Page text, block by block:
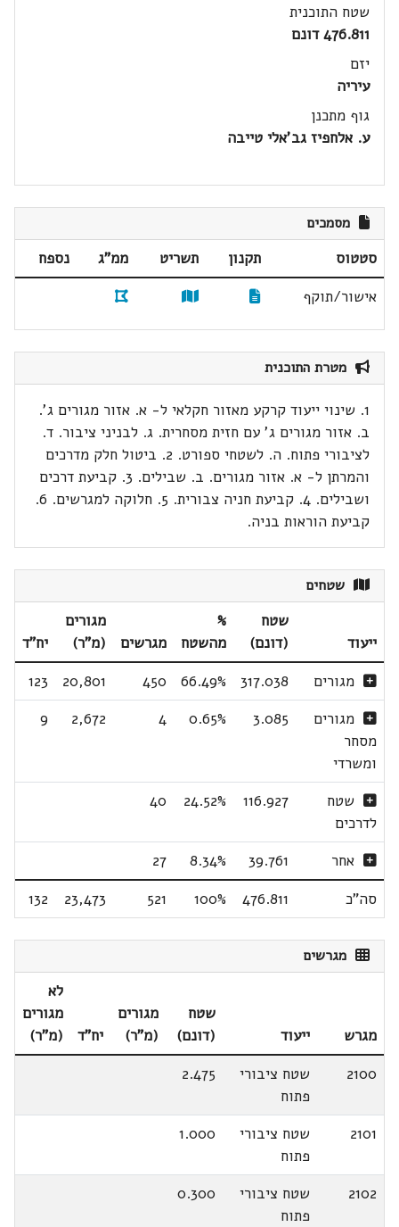
שטח התוכנית
476.811 דונם
יזם
עיריה
גוף מתכנן
ע. אלחפיז גב'אלי טייבה
מסמכים
סטטוס תקנון תשריט ממ"ג
נספח
אישור/תוקף
מטרת התוכנית
1. שינוי ייעוד קרקע מאזור חקלאי ל- א. אזור מגורים ג'.
ב. אזור מגורים ג' עם חזית מסחרית. ג. לבניני ציבור. ד.
לציבורי פתוח. ה. לשטחי ספורט. 2. ביטול חלק מדרכים
והמרתן ל- א. אזור מגורים. ב. שבילים. 3. קביעת דרכים
ושבילים. 4. קביעת חניה צבורית. 5. חלוקה למגרשים. 6.
קביעת הוראות בניה.
שטחים
ייעוד
שטח
(דונם)
%
מהשטח
מגרשים
מגורים
(מ"ר)
יח"ד
מגורים
317.038
66.49%
450
20,801
123
מגורים
מסחר
ומשרדי
3.085
0.65%
4
2,672
9
שטח
לדרכים
116.927
24.52%
40
אחר 39.761
8.34%
27
סה"כ
476.811
100%
521
23,473
132
מגרשים
מגרש ייעוד
שטח
(דונם)
מגורים
(מ"ר)
יח"ד
לא
מגורים
(מ"ר)
2100
שטח ציבורי
פתוח
2.475
2101
שטח ציבורי
פתוח
1.000
2102
שטח ציבורי
פתוח
0.300